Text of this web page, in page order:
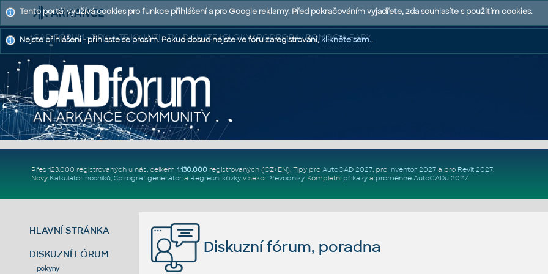
CAD FÓRUM - TIPY A TRIKY | UTILITY | DISKUZE | BLOKY | PODPORA | POMOC A RADY
Přes 123.000 registrovaných u nás, celkem 1.130.000registrovaných (CZ+EN). Tipy pro AutoCAD 2027, pro Inventor 2027a pro Revit 2027.
Nový Kalkulátor nosníků, Spirograf generátor a Regresní křivkyv sekci Převodníky. Kompletní příkazya proměnné AutoCADu 2027.
HLAVNÍ STRÁNKA
DISKUZNÍ FÓRUM
pokyny
Diskuzní fórum, poradna
Tento portál využívá cookies pro funkce přihlášení a pro Google reklamy. Před pokračováním vyjadřete, zda souhlasíte s použitím cookies.
Nejste přihlášeni - přihlaste se prosím. Pokud dosud nejste ve fóru zaregistrováni,klikněte sem..